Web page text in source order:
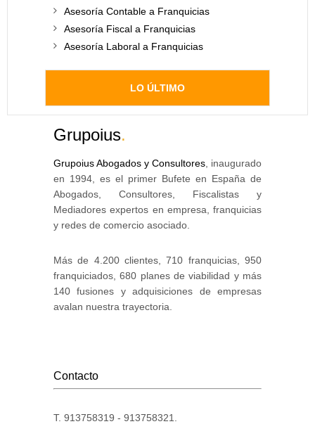
Asesoría Contable a Franquicias
Asesoría Fiscal a Franquicias
Asesoría Laboral a Franquicias
LO ÚLTIMO
Grupoius.
Grupoius Abogados y Consultores , inaugurado
en 1994, es el primer Bufete en España de
Abogados, Consultores, Fiscalistas y
Mediadores expertos en empresa, franquicias
y redes de comercio asociado.
Más de 4.200 clientes, 710 franquicias, 950
franquiciados, 680 planes de viabilidad y más
140 fusiones y adquisiciones de empresas
avalan nuestra trayectoria.
Contacto
T. 913758319 - 913758321.